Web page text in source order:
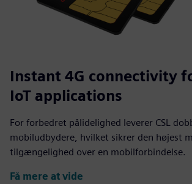
Instant 4G connectivity
IoT applications
For forbedret pålidelighed leverer CSL
mobiludbydere, hvilket sikrer den højest
tilgængelighed over en mobilforbindelse.
Få mere at vide